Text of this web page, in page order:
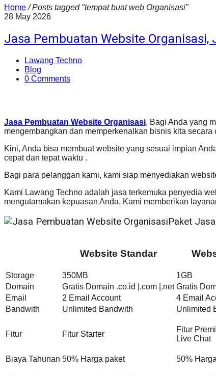
Home / Posts tagged "tempat buat web Organisasi"
28 May 2026
Jasa Pembuatan Website Organisasi,
Lawang Techno
Blog
0 Comments
Jasa Pembuatan Website Organisasi, Bagi Anda yang
mengembangkan dan memperkenalkan bisnis kita secara
Kini, Anda bisa membuat website yang sesuai impian
cepat dan tepat waktu .
Bagi para pelanggan kami, kami siap menyediakan
Kami Lawang Techno adalah jasa terkemuka penyedia
mengutamakan kepuasan Anda. Kami memberikan
Paket
Website Standar
Storage 350MB 1GB
Domain
Gratis Domain .co.id |.com |.net Gratis
Email
2 Email Account 4 Email
Bandwith
Unlimited Bandwith Unlimited
Fitur Fitur Starter
Fitur
Live Chat
Biaya Tahunan 50% Harga paket 50%